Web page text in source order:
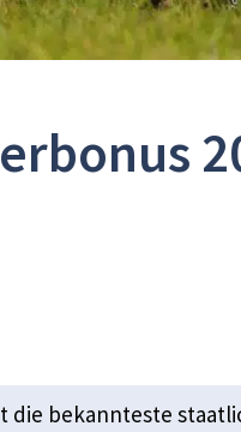
die bekannteste